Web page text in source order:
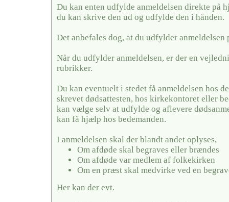
Du kan enten udfylde anmeldelsen direkte på
du kan skrive den ud og udfylde den i hånden.
Det anbefales dog, at du udfylder anmeldelsen
Når du udfylder anmeldelsen, er der en
rubrikker.
Du kan eventuelt i stedet få anmeldelsen hos
skrevet dødsattesten, hos kirkekontoret eller
kan vælge selv at udfylde og aflevere
kan få hjælp hos bedemanden.
I anmeldelsen skal der blandt andet oplyses,
Om afdøde skal begraves eller brændes
Om afdøde var medlem af folkekirken
Om en præst skal medvirke ved en
Her kan der evt.